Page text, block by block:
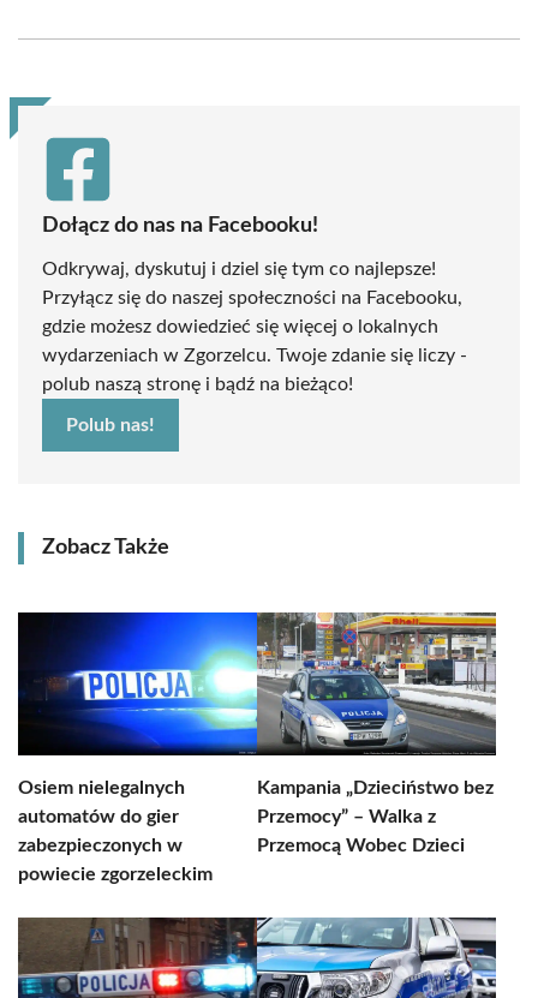
(Twitter)
Dołącz do nas na Facebooku!
Odkrywaj, dyskutuj i dziel się tym co najlepsze!
Przyłącz się do naszej społeczności na Facebooku,
gdzie możesz dowiedzieć się więcej o lokalnych
wydarzeniach w Zgorzelcu. Twoje zdanie się liczy -
polub naszą stronę i bądź na bieżąco!
Polub nas!
Zobacz Także
Osiem nielegalnych
automatów do gier
zabezpieczonych w
powiecie zgorzeleckim
Kampania „Dzieciństwo bez
Przemocy” – Walka z
Przemocą Wobec Dzieci